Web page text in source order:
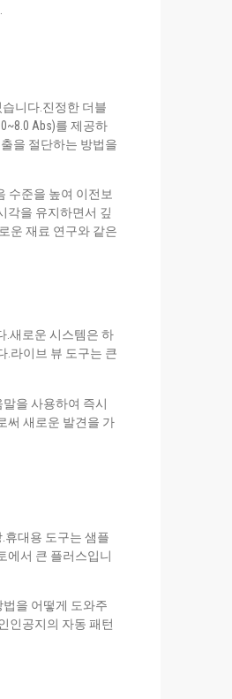
니다.진정한 더블
Abs)를 제공하
을 절단하는 방법을
수준을 높여 이전보
각을 유지하면서 깊
운 재료 연구와 같은
.새로운 시스템은 하
.라이브 뷰 도구는 큰
을 사용하여 즉시
써 새로운 발견을 가
휴대용 도구는 샘플
에서 큰 플러스입니
을 어떻게 도와주
인공지의 자동 패턴